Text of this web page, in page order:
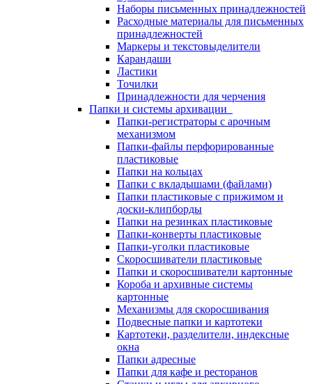
Наборы письменных принадлежностей
Расходные материалы для письменных
принадлежностей
Маркеры и текстовыделители
Карандаши
Ластики
Точилки
Принадлежности для черчения
Папки и системы архивации
Папки-регистраторы с арочным
механизмом
Папки-файлы перфорированные
пластиковые
Папки на кольцах
Папки с вкладышами (файлами)
Папки пластиковые с прижимом и
доски-клипборды
Папки на резинках пластиковые
Папки-конверты пластиковые
Папки-уголки пластиковые
Скоросшиватели пластиковые
Папки и скоросшиватели картонные
Короба и архивные системы
картонные
Механизмы для скоросшивания
Подвесные папки и картотеки
Картотеки, разделители, индексные
окна
Папки адресные
Папки для кафе и ресторанов